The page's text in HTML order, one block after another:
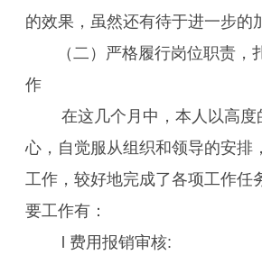
的效果，虽然还有待于进一步的
（二）严格履行岗位职责，
作
在这几个月中，本人以高度
心，自觉服从组织和领导的安排
工作，较好地完成了各项工作任
要工作有：
l 费用报销审核: